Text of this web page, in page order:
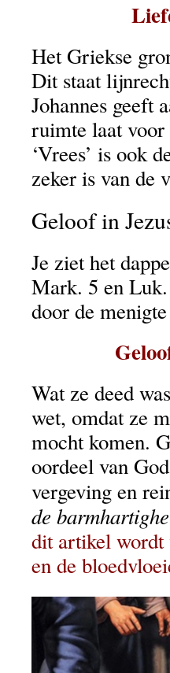
Het Griekse
Dit staat
Johannes geeft
ruimte laat voor
‘Vrees’ is ook
zeker is van de
Geloof in
Je ziet het
Mark. 5 en
door de
Wat ze deed
wet, omdat ze
mocht komen.
oordeel van
vergeving en
de
dit artikel wordt
en de